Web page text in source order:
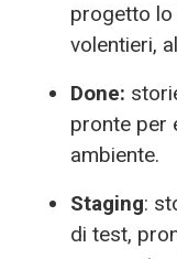
progetto
volentieri,
Done:
pronte per
ambiente.
Staging:
di test,